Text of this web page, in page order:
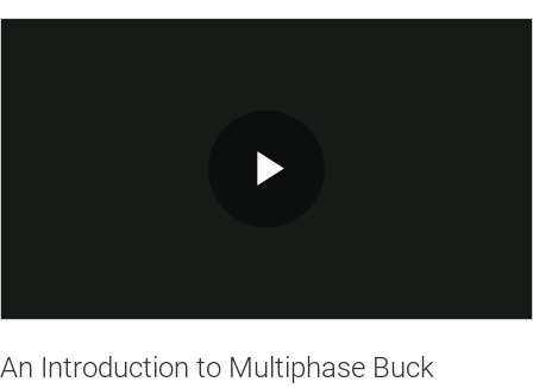
Video
An Introduction to Multiphase Buck